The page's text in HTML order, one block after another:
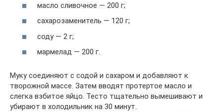
масло сливочное — 200 г;
сахарозаменитель — 120 г;
соду — 2 г;
мармелад — 200 г.
Муку соединяют с содой и сахаром и добавляют к
творожной массе. Затем вводят протертое масло и
слегка взбитое яйцо. Тесто тщательно вымешивают и
убирают в холодильник на 30 минут.